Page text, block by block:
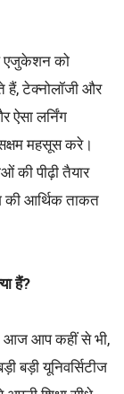
एजुकेशन को
हैं, टेक्नोलॉजी और
ऐसा लर्निंग
महसूस करे।
की पीढ़ी तैयार
की आर्थिक ताकत
हैं?
आज आप कहीं से भी,
बड़ी यूनिवर्सिटीज